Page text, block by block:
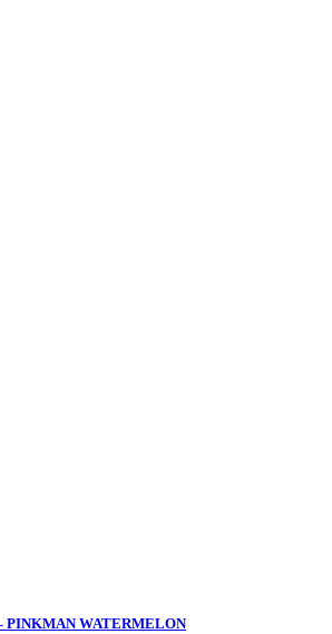
PINKMAN WATERMELON